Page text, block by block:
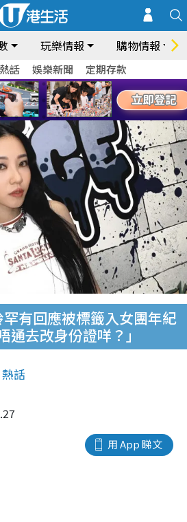
玩樂情報 購物情報
話 娛樂新聞 定期存款
罕有回應被標籤入女團年紀
通去改身份證咩？」
熱話
用 App 睇文